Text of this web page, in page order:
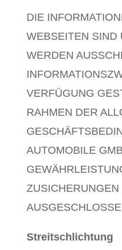
DIE
WEBSEITEN SIND
WERDEN
VERFÜGUNG
RAHMEN DER
AUTOMOBILE
Streitschlichtung